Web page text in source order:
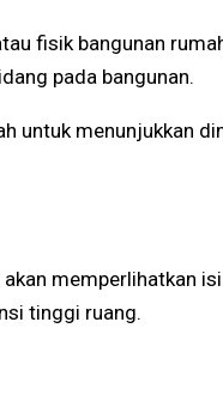
fisik bangunan
pada bangunan.
untuk menunjukkan
memperlihatkan
tinggi ruang.